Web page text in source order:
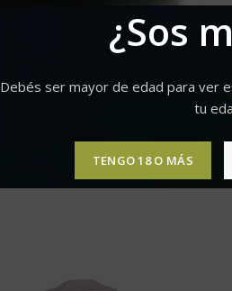
¿Sos
Debés ser mayor de edad para ver
tu
TENGO 18 O MÁS